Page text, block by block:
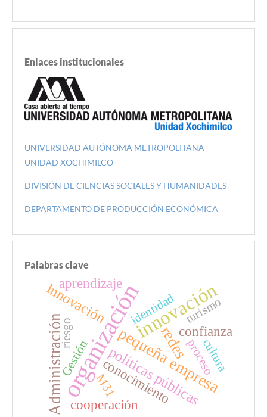
Enlaces institucionales
UNIVERSIDAD AUTÓNOMA METROPOLITANA
UNIDAD XOCHIMILCO
DIVISIÓN DE CIENCIAS SOCIALES Y HUMANIDADES
DEPARTAMENTO DE PRODUCCIÓN ECONÓMICA
Palabras clave
organizacióninnovación
pequeña empresa
redes
Administración políticas públicas
Innovación
conocimiento
aprendizaje
cooperación
confianza
proceso
Gestión
M31
identidad
riesgo
cultura
turismo